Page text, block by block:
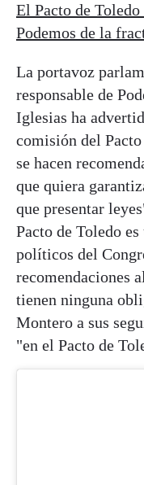
El Pacto de
Podemos de la
La portavoz
responsable de
Iglesias ha
comisión del
se hacen
que quiera
que presentar
Pacto de Toledo
políticos del
recomendaciones
tienen ninguna
Montero a sus
"en el Pacto de